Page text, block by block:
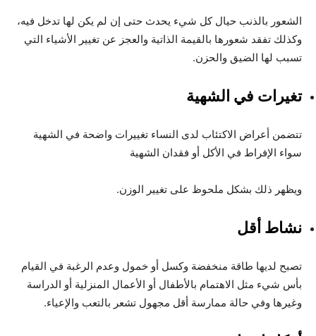
الشعور بالذنب حيال كل شيء يحدث حتى إن لم يكن لها تدخل فيه،
وكذلك تفقد شعورها بالقيمة الذاتية والعجز عن تغيير الأشياء التي
تسبب لها الضيق والحزن.
تغيرات في الشهية
تتضمن أعراض الاكتئاب لدى النساء تغييرات واضحة في الشهية
سواء الإفراط في الأكل أو فقدان الشهية
ويظهر ذلك بشكل ملحوظ على تغيير الوزن.
نشاط أقل
تصبح لديها طاقة منخفضة وكسل أو خمول وعدم الرغبة في القيام
بأس شيء مثل الاهتمام بالأطفال أو الأعمال المنزلية أو الدراسة
وغيرها وفي حالة ممارسة أقل مجهول تشعر بالتعب والإعياء.